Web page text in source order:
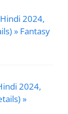
2024,
» Fantasy
2024,
»